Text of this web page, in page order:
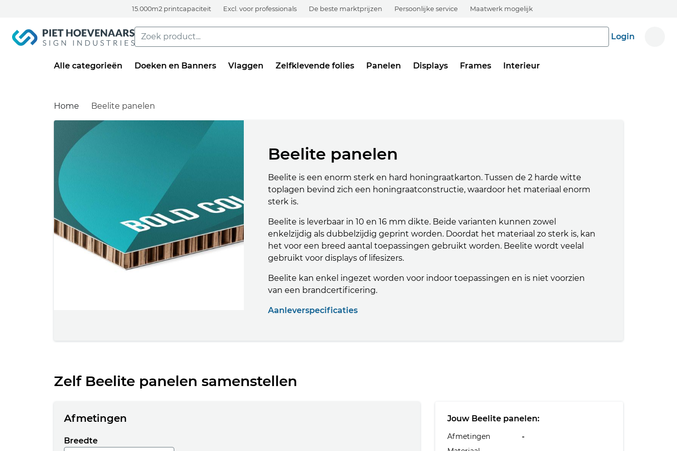
15.000m2 printcapaciteit Excl. voor professionals De beste marktprijzen Persoonlijke service Maatwerk mogelijk
Login
Alle categorieën Doeken en Banners Vlaggen Zelfklevende folies Panelen Displays Frames Interieur
Home Beelite panelen
Beelite panelen
Beelite is een enorm sterk en hard honingraatkarton. Tussen de 2 harde witte
toplagen bevind zich een honingraatconstructie, waardoor het materiaal enorm
sterk is.
Beelite is leverbaar in 10 en 16 mm dikte. Beide varianten kunnen zowel
enkelzijdig als dubbelzijdig geprint worden. Doordat het materiaal zo sterk is, kan
het voor een breed aantal toepassingen gebruikt worden. Beelite wordt veelal
gebruikt voor displays of lifesizers.
Beelite kan enkel ingezet worden voor indoor toepassingen en is niet voorzien
van een brandcertificering.
Aanleverspecificaties
Zelf Beelite panelen samenstellen
Afmetingen
Breedte
Jouw Beelite panelen:
Afmetingen
-